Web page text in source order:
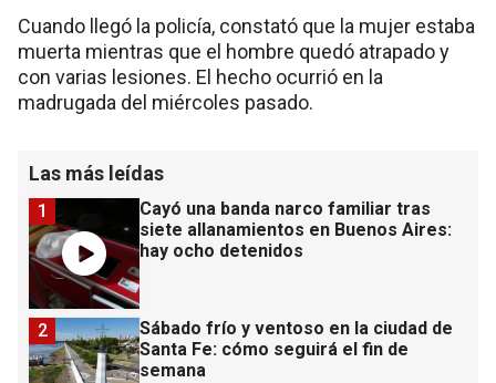
Cuando llegó la policía, constató que la mujer estaba
muerta mientras que el hombre quedó atrapado y
con varias lesiones. El hecho ocurrió en la
madrugada del miércoles pasado.
Las más leídas
Cayó una banda narco familiar tras
siete allanamientos en Buenos Aires:
hay ocho detenidos
1
Sábado frío y ventoso en la ciudad de
Santa Fe: cómo seguirá el fin de
semana
2